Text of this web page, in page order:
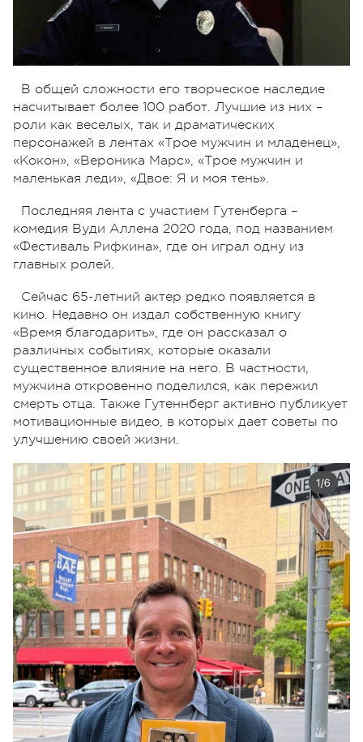
В общей сложности его творческое наследие
насчитывает более 100 работ. Лучшие из них –
роли как веселых, так и драматических
персонажей в лентах «Трое мужчин и младенец»,
«Кокон», «Вероника Марс», «Трое мужчин и
маленькая леди», «Двое: Я и моя тень».
Последняя лента с участием Гутенберга –
комедия Вуди Аллена 2020 года, под названием
«Фестиваль Рифкина», где он играл одну из
главных ролей.
Сейчас 65-летний актер редко появляется в
кино. Недавно он издал собственную книгу
«Время благодарить», где он рассказал о
различных событиях, которые оказали
существенное влияние на него. В частности,
мужчина откровенно поделился, как пережил
смерть отца. Также Гутеннберг активно публикует
мотивационные видео, в которых дает советы по
улучшению своей жизни.